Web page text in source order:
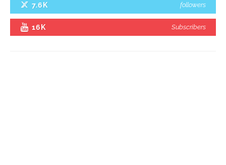
7.6K followers
16K Subscribers